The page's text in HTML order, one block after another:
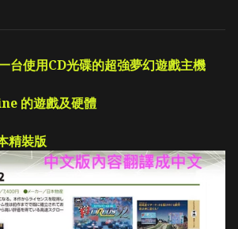
台使用CD光碟的超強夢幻遊戲主機
的遊戲及硬體
精裝版